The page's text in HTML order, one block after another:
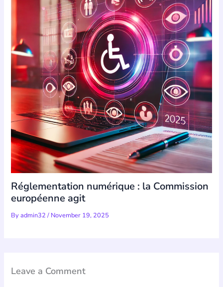
Réglementation numérique : la Commission
européenne agit
Byadmin32/ November 19, 2025
Leave a Comment